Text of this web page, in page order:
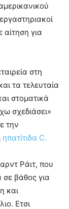
αίτηση για
στη
τα τελευταία
στοματικά
σχεδιάσει»
την
ηπατίτιδα C.
Ράιτ, που
σε βάθος για
και
Eτσι